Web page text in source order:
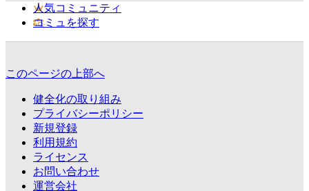
人気コミュニティ
コミュを探す
このページの上部へ
健全化の取り組み
プライバシーポリシー
新規登録
利用規約
ライセンス
お問い合わせ
運営会社